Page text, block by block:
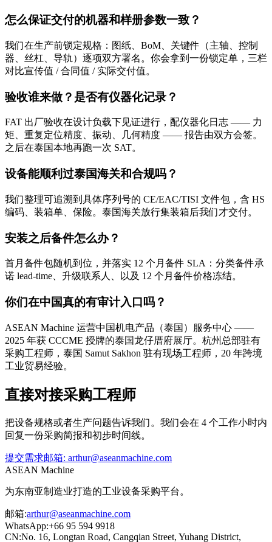
怎么保证交付的机器和样册参数一致？
我们在生产前锁定规格：图纸、BoM、关键件（主轴、控制
器、丝杠、导轨）逐项双方署名。你会拿到一份锁定单，三栏
对比宣传值 / 合同值 / 实际交付值。
验收谁来做？是否有仪器化记录？
FAT 出厂验收在设计负载下见证进行，配仪器化日志 —— 力
矩、重复定位精度、振动、几何精度 —— 报告由双方会签。
之后在泰国本地再跑一次 SAT。
设备能顺利过泰国海关和合规吗？
我们整理可追溯到具体序列号的 CE/EAC/TISI 文件包，含 HS
编码、装箱单、保险。泰国海关放行集装箱后我们才交付。
安装之后备件怎么办？
首月备件包随机到位，并落实 12 个月备件 SLA：分类备件承
诺 lead-time、升级联系人、以及 12 个月备件价格冻结。
你们在中国真的有审计入口吗？
ASEAN Machine 运营中国机电产品（泰国）服务中心 ——
2025 年获 CCCME 授牌的泰国龙仔厝府展厅。杭州总部驻有
采购工程师，泰国 Samut Sakhon 驻有现场工程师，20 年跨境
工业贸易经验。
直接对接采购工程师
把设备规格或者生产问题告诉我们。我们会在 4 个工作小时内
回复一份采购简报和初步时间线。
提交需求邮箱: arthur@aseanmachine.com
ASEAN Machine
为东南亚制造业打造的工业设备采购平台。
邮箱:arthur@aseanmachine.com
WhatsApp:+66 95 594 9918
CN:No. 16, Longtan Road, Cangqian Street, Yuhang District,